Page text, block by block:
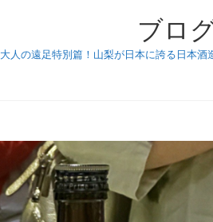
ブロ
大人の遠足特別篇！山梨が日本に誇る日本酒